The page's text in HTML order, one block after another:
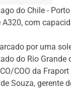
do Chile -
com
por uma
do Rio Grande
COO da
Souza, gerente